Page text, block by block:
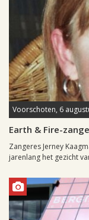
Voorschoten, 6
Earth & Fire-
Zangeres Jerney
jarenlang het gezicht